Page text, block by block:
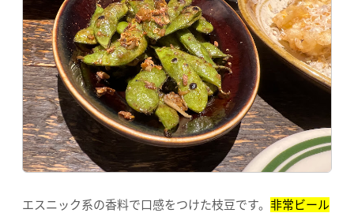
エスニック系の香料で口感をつけた枝豆です。 非常ビール